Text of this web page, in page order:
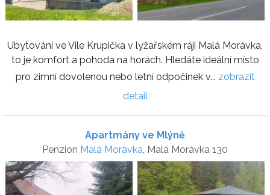
Ubytování ve Vile Krupička v lyžařském ráji Malá Morávka,
to je komfort a pohoda na horách. Hledáte ideální místo
pro zimní dovolenou nebo letní odpočinek v... zobrazit
detail
Apartmány ve Mlýně
Penzion Malá Morávka, Malá Morávka 130